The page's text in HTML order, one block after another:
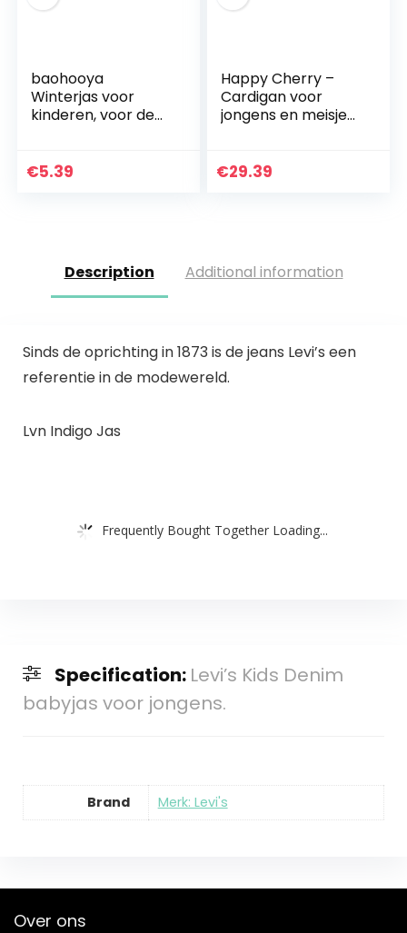
baohooya
Winterjas voor
kinderen, voor de
meisjes, met
€5.39
Happy Cherry –
Cardigan voor
jongens en meisjes,
winddicht,
€29.39
Description Additional information
Sinds de oprichting in 1873 is de jeans Levi’s een
referentie in de modewereld.
Lvn Indigo Jas
Frequently Bought Together Loading...
Specification: Levi’s Kids Denim
babyjas voor jongens.
Brand Merk: Levi's
Over ons